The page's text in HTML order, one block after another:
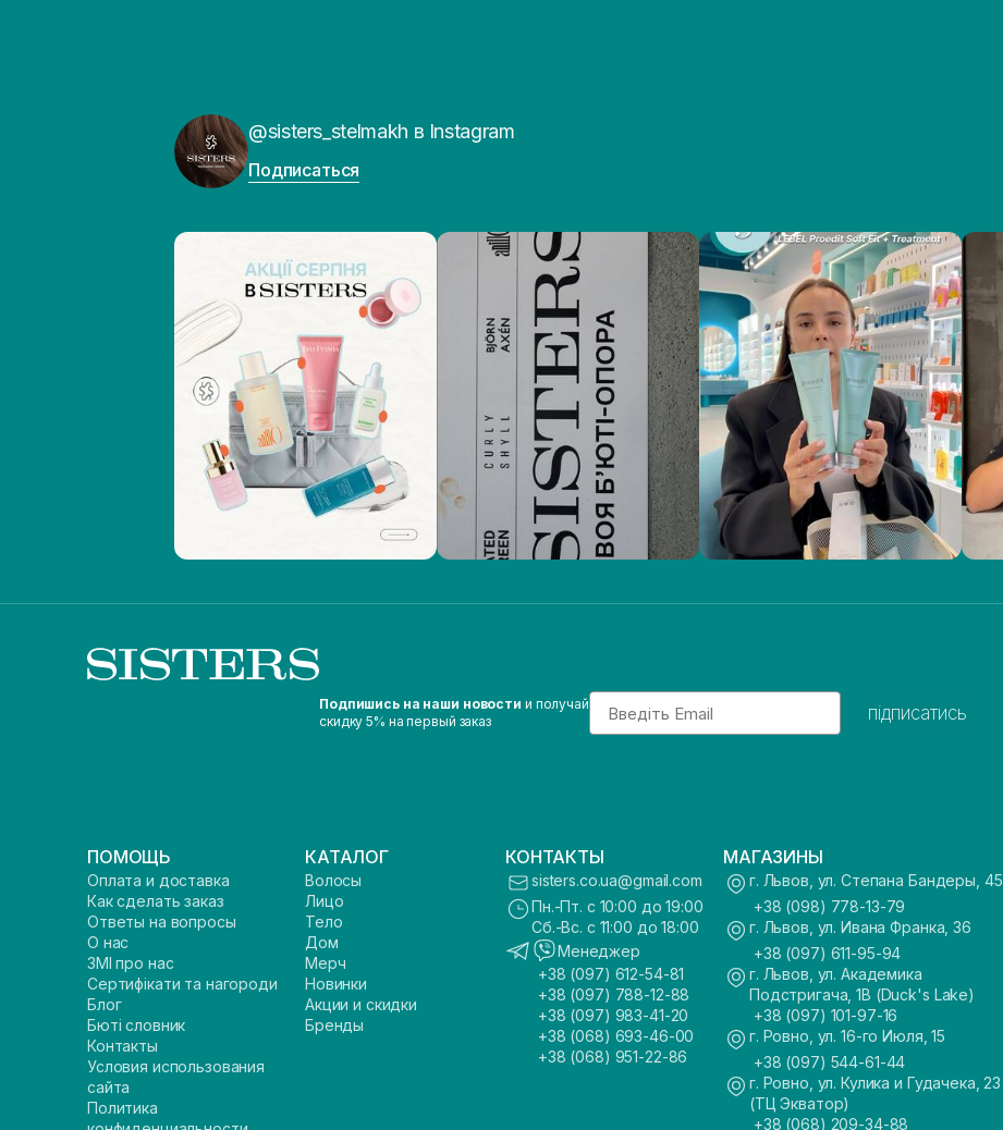
@sisters_stelmakh в Instagram
Подписаться
Подпишись на наши новости и получай
скидку 5% на первый заказ
Email
підписатись
ПОМОЩЬ
Оплата и доставка
Как сделать заказ
Ответы на вопросы
О нас
ЗМІ про нас
Сертифікати та нагороди
Блог
Бюті словник
Контакты
Условия использования
сайта
Политика
КАТАЛОГ
Волосы
Лицо
Тело
Дом
Мерч
Новинки
Акции и скидки
Бренды
КОНТАКТЫ
sisters.co.ua@gmail.com
Пн.-Пт. с 10:00 до 19:00
Сб.-Вс. с 11:00 до 18:00
Менеджер
+38 (097) 612-54-81
+38 (097) 788-12-88
+38 (097) 983-41-20
+38 (068) 693-46-00
+38 (068) 951-22-86
МАГАЗИНЫ
г. Львов, ул. Степана Бандеры, 45
+38 (098) 778-13-79
г. Львов, ул. Ивана Франка, 36
+38 (097) 611-95-94
г. Львов, ул. Академика
Подстригача, 1В (Duck's Lake)
+38 (097) 101-97-16
г. Ровно, ул. 16-го Июля, 15
+38 (097) 544-61-44
г. Ровно, ул. Кулика и Гудачека, 23
(ТЦ Экватор)
+38 (068) 209-34-88